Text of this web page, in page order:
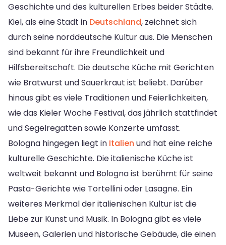
Geschichte und des kulturellen Erbes beider Städte.
Kiel, als eine Stadt in Deutschland, zeichnet sich
durch seine norddeutsche Kultur aus. Die Menschen
sind bekannt für ihre Freundlichkeit und
Hilfsbereitschaft. Die deutsche Küche mit Gerichten
wie Bratwurst und Sauerkraut ist beliebt. Darüber
hinaus gibt es viele Traditionen und Feierlichkeiten,
wie das Kieler Woche Festival, das jährlich stattfindet
und Segelregatten sowie Konzerte umfasst.
Bologna hingegen liegt in Italien und hat eine reiche
kulturelle Geschichte. Die italienische Küche ist
weltweit bekannt und Bologna ist berühmt für seine
Pasta-Gerichte wie Tortellini oder Lasagne. Ein
weiteres Merkmal der italienischen Kultur ist die
Liebe zur Kunst und Musik. In Bologna gibt es viele
Museen, Galerien und historische Gebäude, die einen